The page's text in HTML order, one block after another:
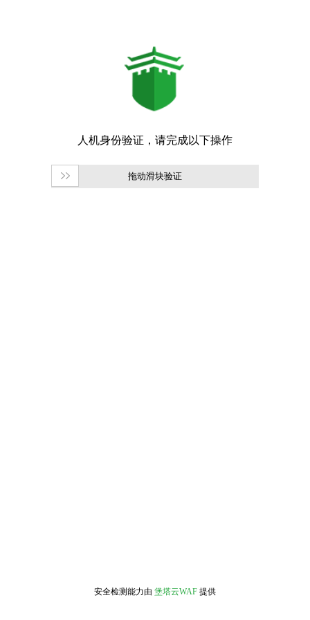
拖动滑块验证
安全检测能力由 堡塔云WAF 提供